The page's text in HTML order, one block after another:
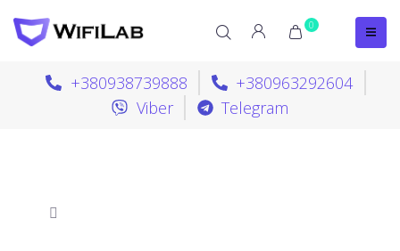
0
+380938739888
+380963292604
Viber
Telegram